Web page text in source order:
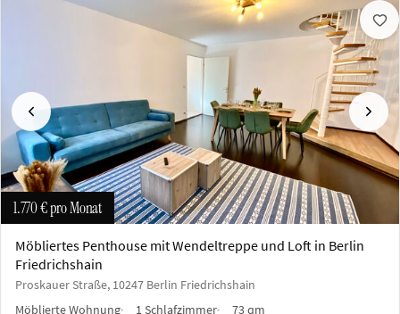
Vorherige
1.770 €pro Monat
Möbliertes Penthouse mit Wendeltreppe und Loft in Berlin
Friedrichshain
Proskauer Straße, 10247 Berlin Friedrichshain
Möblierte Wohnung
1 Schlafzimmer
73 qm